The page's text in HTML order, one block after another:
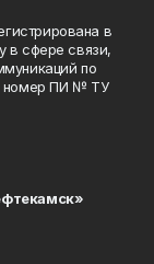
в
в сфере связи,
по
номер ПИ № ТУ